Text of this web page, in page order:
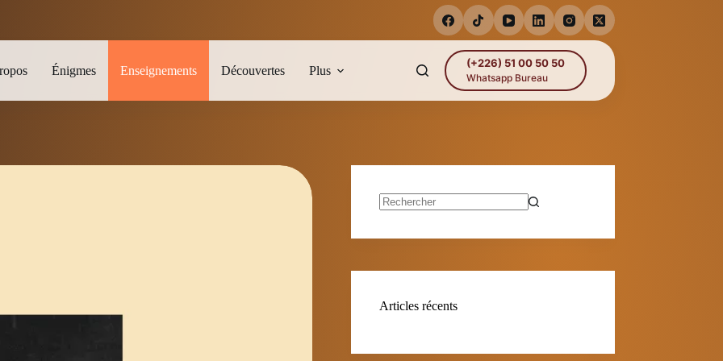
Énigmes Enseignements Découvertes Plus
(+226) 51 00 50 50
Whatsapp Bureau
Articles récents